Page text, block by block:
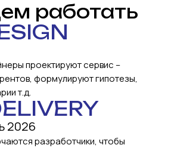
работать
проектируют сервис –
формулируют гипотезы,
т.д.
2026
разработчики, чтобы